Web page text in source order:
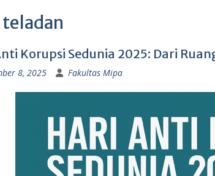
teladan
Korupsi Sedunia 2025: Dari
8, 2025 Fakultas Mipa